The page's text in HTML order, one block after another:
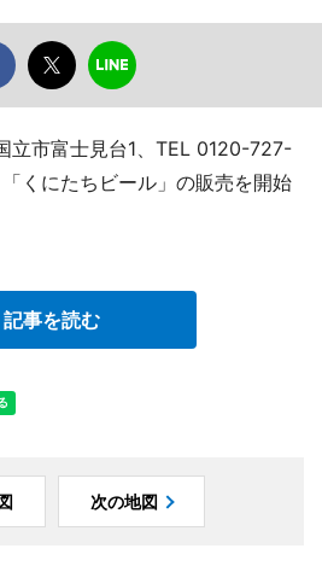
立市富士見台1、TEL 0120-727-
くにたちビール」の販売を開始
記事を読む
次の地図